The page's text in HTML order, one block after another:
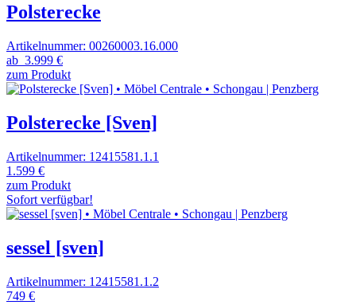
Polsterecke
Artikelnummer: 00260003.16.000
ab 3.999 €
zum Produkt
Polsterecke [Sven]
Artikelnummer: 12415581.1.1
1.599 €
zum Produkt
Sofort verfügbar!
sessel [sven]
Artikelnummer: 12415581.1.2
749 €